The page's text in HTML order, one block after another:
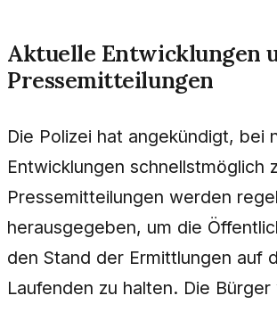
Aktuelle Entwicklungen
Pressemitteilungen
Die Polizei hat angekündigt, bei
Entwicklungen schnellstmöglich
Pressemitteilungen werden
herausgegeben, um die
den Stand der Ermittlungen auf
Laufenden zu halten. Die